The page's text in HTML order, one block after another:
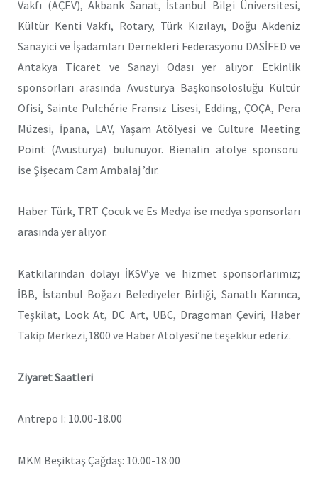
Vakfı (AÇEV), Akbank Sanat, İstanbul Bilgi Üniversitesi,
Kültür Kenti Vakfı, Rotary, Türk Kızılayı, Doğu Akdeniz
Sanayici ve İşadamları Dernekleri Federasyonu DASİFED ve
Antakya Ticaret ve Sanayi Odası yer alıyor. Etkinlik
sponsorları arasında Avusturya Başkonsolosluğu Kültür
Ofisi, Sainte Pulchérie Fransız Lisesi, Edding, ÇOÇA, Pera
Müzesi, İpana, LAV, Yaşam Atölyesi ve Culture Meeting
Point (Avusturya) bulunuyor. Bienalin atölye sponsoru
ise Şişecam Cam Ambalaj ’dır.
Haber Türk, TRT Çocuk ve Es Medya ise medya sponsorları
arasında yer alıyor.
Katkılarından dolayı İKSV’ye ve hizmet sponsorlarımız;
İBB, İstanbul Boğazı Belediyeler Birliği, Sanatlı Karınca,
Teşkilat, Look At, DC Art, UBC, Dragoman Çeviri, Haber
Takip Merkezi,1800 ve Haber Atölyesi’ne teşekkür ederiz.
Ziyaret Saatleri
Antrepo I: 10.00-18.00
MKM Beşiktaş Çağdaş: 10.00-18.00